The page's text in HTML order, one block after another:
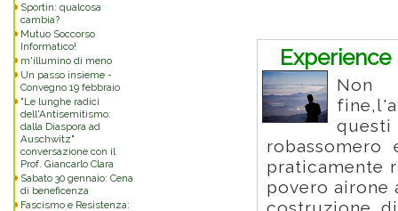
Sportin: qualcosa
cambia?
Mutuo Soccorso
Informatico!
m'illumino di meno
Un passo insieme -
Convegno 19 febbraio
"Le lunghe radici
dell'Antisemitismo:
dalla Diaspora ad
Auschwitz"
conversazione con il
Prof. Giancarlo Clara
Sabato 30 gennaio: Cena
di beneficenza
Fascismo e Resistenza:
Experience
Non
praticamente
povero airone